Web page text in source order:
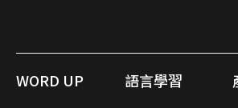
WORD UP 語言學習